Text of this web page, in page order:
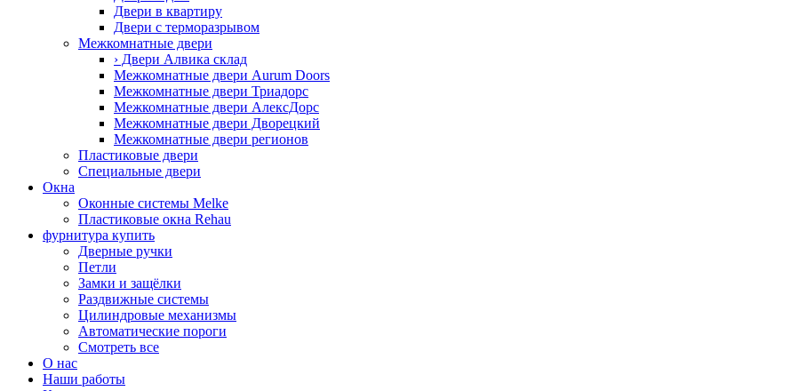
Двери в квартиру
Двери с терморазрывом
Межкомнатные двери
› Двери Алвика склад
Межкомнатные двери Aurum Doors
Межкомнатные двери Триадорс
Межкомнатные двери АлексДорс
Межкомнатные двери Дворецкий
Межкомнатные двери регионов
Пластиковые двери
Специальные двери
Окна
Оконные системы Melke
Пластиковые окна Rehau
фурнитура купить
Дверные ручки
Петли
Замки и защёлки
Раздвижные системы
Цилиндровые механизмы
Автоматические пороги
Смотреть все
О нас
Наши работы